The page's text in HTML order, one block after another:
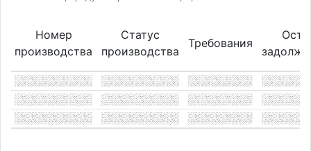
Номер
производства
Статус
производства
Требования